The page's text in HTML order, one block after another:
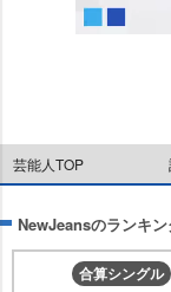
芸能人TOP
NewJeansのランキン
合算シングル